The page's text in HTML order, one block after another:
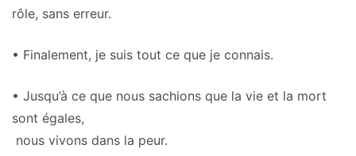
rôle, sans erreur.
• Finalement, je suis tout ce que je connais.
• Jusqu’à ce que nous sachions que la vie et la mort
sont égales,
nous vivons dans la peur.